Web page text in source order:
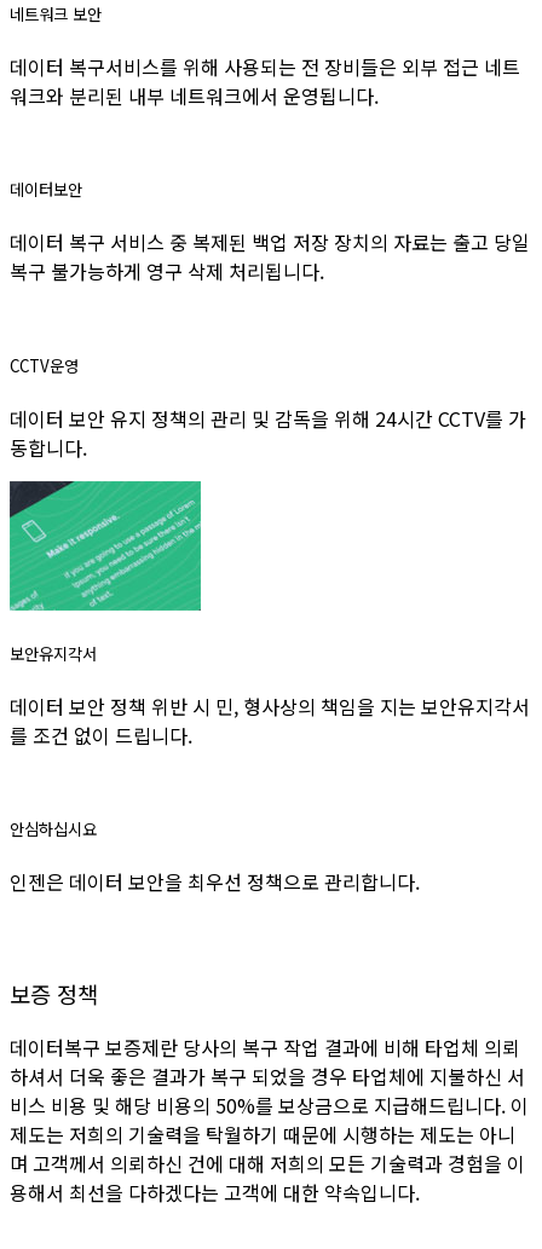
네트워크 보안
데이터 복구서비스를 위해 사용되는 전 장비들은 외부 접근 네트
워크와 분리된 내부 네트워크에서 운영됩니다.
데이터보안
데이터 복구 서비스 중 복제된 백업 저장 장치의 자료는 출고 당일
복구 불가능하게 영구 삭제 처리됩니다.
CCTV운영
데이터 보안 유지 정책의 관리 및 감독을 위해 24시간 CCTV를 가
동합니다.
보안유지각서
데이터 보안 정책 위반 시 민, 형사상의 책임을 지는 보안유지각서
를 조건 없이 드립니다.
안심하십시요
인젠은 데이터 보안을 최우선 정책으로 관리합니다.
보증 정책
데이터복구 보증제란 당사의 복구 작업 결과에 비해 타업체 의뢰
하셔서 더욱 좋은 결과가 복구 되었을 경우 타업체에 지불하신 서
비스 비용 및 해당 비용의 50%를 보상금으로 지급해드립니다. 이
제도는 저희의 기술력을 탁월하기 때문에 시행하는 제도는 아니
며 고객께서 의뢰하신 건에 대해 저희의 모든 기술력과 경험을 이
용해서 최선을 다하겠다는 고객에 대한 약속입니다.